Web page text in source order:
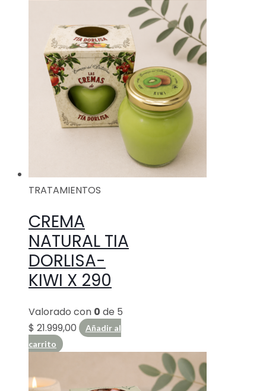
TRATAMIENTOS
CREMA
NATURAL TIA
DORLISA-
KIWI X 290
Valorado con 0 de 5
$ 21.999,00
Añadir al
carrito